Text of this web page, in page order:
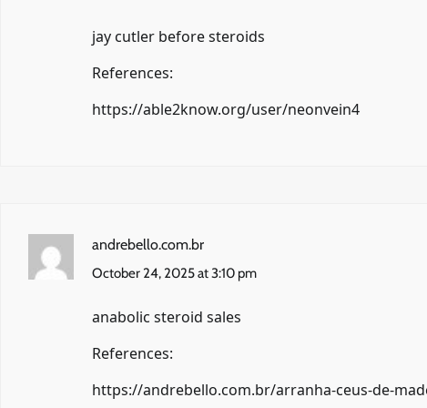
jay cutler before steroids
References:
https://able2know.org/user/neonvein4
andrebello.com.br
October 24, 2025 at 3:10 pm
anabolic steroid sales
References:
https://andrebello.com.br/arranha-ceus-de-